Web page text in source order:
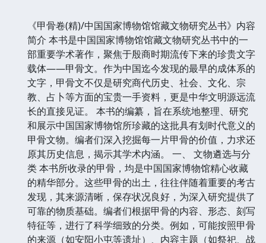
《甲骨卷(精)/中国国家博物馆馆藏文物研究丛书》内容
简介 本书是中国国家博物馆馆藏文物研究丛书中的一
部重要学术著作，聚焦于殷商时期流传下来的珍贵文字
载体——甲骨文。作为中国迄今发现的最早的成体系的
文字，甲骨文不仅是研究商代历史、社会、文化、宗
教、占卜等方面的宝贵一手资料，更是中华文明源远流
长的直接见证。 本书的编纂，旨在系统地整理、研究
和展示中国国家博物馆所珍藏的这批具有划时代意义的
甲骨文物。编者们深入挖掘每一片甲骨的价值，力求还
原其历史信息，揭示其学术内涵。 一、 文物遴选与分
类 本书所收录的甲骨，均是中国国家博物馆精心收藏
的精华部分。这些甲骨的出土，往往伴随着重要的考古
发现，其来源清晰，保存状况良好，为深入研究提供了
可靠的物质基础。编者们根据甲骨的内容、形态、刻写
特征等，进行了科学细致的分类。例如，可能按照甲骨
的来源（如安阳小屯等遗址）、内容主题（如祭祀、战